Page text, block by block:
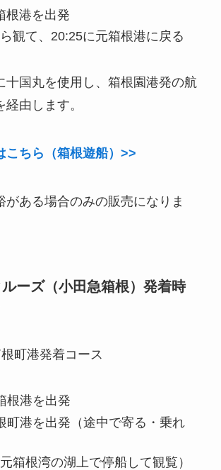
根港を出発
観て、20:25に元箱根港に戻る
国丸を使用し、箱根園港発の航
由します。
こちら（箱根遊船）>>
がある場合のみの販売になりま
ーズ（小田急箱根）発着時
町港発着コース
港を出発
港を出発（途中で寄る・乗れ
箱根湾の湖上で停船して観覧）